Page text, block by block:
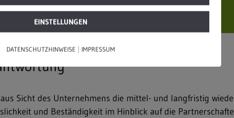
Sicht des Unternehmens die mittel- und langfristig
und Beständigkeit im Hinblick auf die
EINSTELLUNGEN
DATENSCHUTZHINWEISE IMPRESSUM